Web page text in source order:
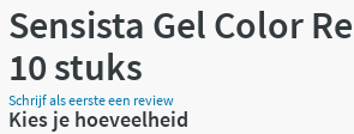
Sensista Gel Color
10 stuks
Schrijf als eerste een review
Kies je hoeveelheid